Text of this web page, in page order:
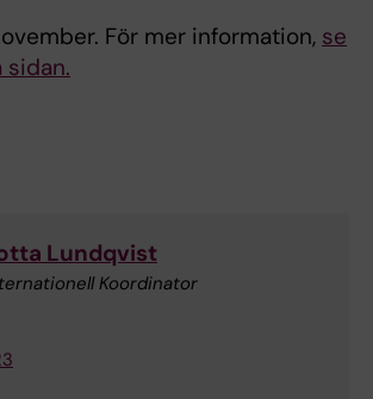
För mer information, se
sidan.
Lundqvist
Koordinator